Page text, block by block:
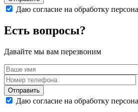
Даю согласие на обработку
Есть вопросы?
Давайте мы вам перезвоним
Даю согласие на обработку